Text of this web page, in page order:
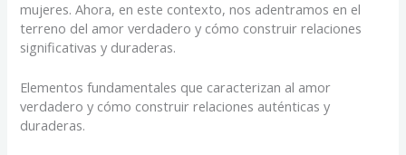
mujeres. Ahora, en este contexto, nos adentramos en el
terreno del amor verdadero y cómo construir relaciones
significativas y duraderas.
Elementos fundamentales que caracterizan al amor
verdadero y cómo construir relaciones auténticas y
duraderas.